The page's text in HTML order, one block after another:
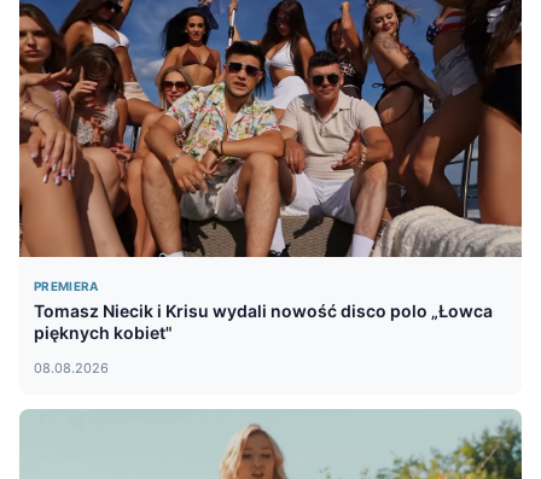
PREMIERA
Tomasz Niecik i Krisu wydali nowość disco polo „Łowca
pięknych kobiet"
08.08.2026